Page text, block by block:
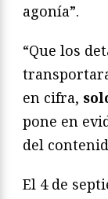
agonía”.
“Que los
en cifra,
pone en
del
El 4 de